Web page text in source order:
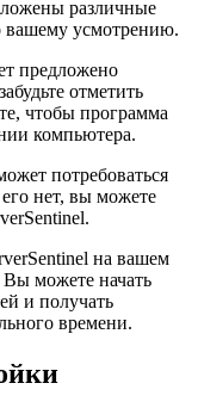
различные
вашему усмотрению.
предложено
отметить
чтобы программа
компьютера.
потребоваться
нет, вы можете
на вашем
можете начать
и получать
времени.